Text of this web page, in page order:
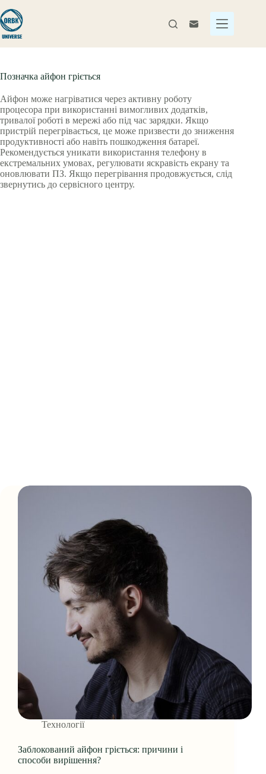
до
вмісту
Позначка айфон гріється
Айфон може нагріватися через активну роботу
процесора при використанні вимогливих додатків,
тривалої роботі в мережі або під час зарядки. Якщо
пристрій перегрівається, це може призвести до зниження
продуктивності або навіть пошкодження батареї.
Рекомендується уникати використання телефону в
екстремальних умовах, регулювати яскравість екрану та
оновлювати ПЗ. Якщо перегрівання продовжується, слід
звернутись до сервісного центру.
Технології
Заблокований айфон гріється: причини і
способи вирішення?